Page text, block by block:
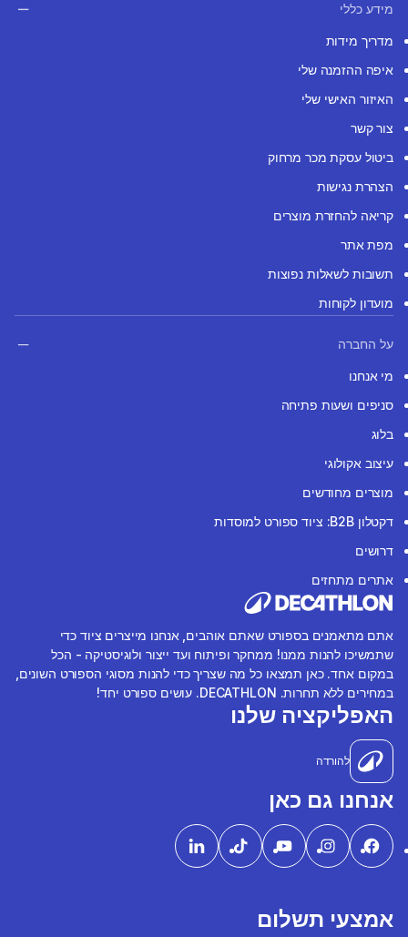
מידע כללי
מדריך מידות
איפה ההזמנה שלי
האיזור האישי שלי
צור קשר
ביטול עסקת מכר מרחוק
הצהרת נגישות
קריאה להחזרת מוצרים
מפת אתר
תשובות לשאלות נפוצות
מועדון לקוחות
על החברה
מי אנחנו
סניפים ושעות פתיחה
בלוג
עיצוב אקולוגי
מוצרים מחודשים
דקטלון B2B: ציוד ספורט למוסדות
דרושים
אתרים מתחזים
אתם מתאמנים בספורט שאתם אוהבים, אנחנו מייצרים ציוד כדי
שתמשיכו להנות ממנו! ממחקר ופיתוח ועד ייצור ולוגיסטיקה - הכל
במקום אחד. כאן תמצאו כל מה שצריך כדי להנות מסוגי הספורט השונים,
במחירים ללא תחרות. DECATHLON. עושים ספורט יחד!
האפליקציה שלנו
להורדה
אנחנו גם כאן
אמצעי תשלום